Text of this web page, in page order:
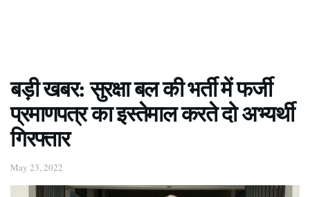
बड़ी खबर: सुरक्षा बल की भर्ती में फर्जी
प्रमाणपत्र का इस्तेमाल करते दो अभ्यर्थी
गिरफ्तार
May 23, 2022